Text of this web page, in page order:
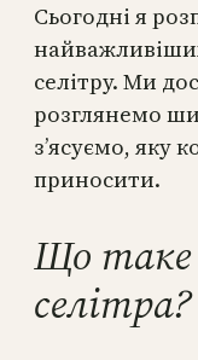
Сьогодні я
селітру. Ми
розглянемо
з’ясуємо, яку
приносити.
Що таке
селітра?